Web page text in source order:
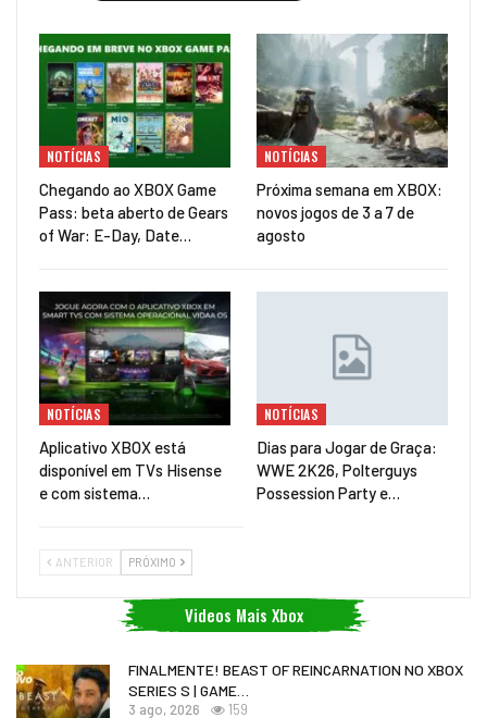
NOTÍCIAS
Chegando ao XBOX Game
Pass: beta aberto de Gears
of War: E-Day, Date…
NOTÍCIAS
Próxima semana em XBOX:
novos jogos de 3 a 7 de
agosto
NOTÍCIAS
Aplicativo XBOX está
disponível em TVs Hisense
e com sistema…
NOTÍCIAS
Dias para Jogar de Graça:
WWE 2K26, Polterguys
Possession Party e…
ANTERIOR PRÓXIMO
Videos Mais Xbox
FINALMENTE! BEAST OF REINCARNATION NO XBOX
SERIES S | GAME…
3 ago, 2026 159